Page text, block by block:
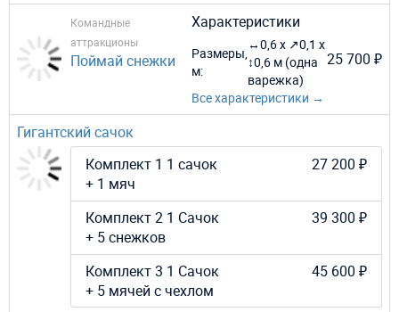
Командные
аттракционы
Поймай снежки
Характеристики
Размеры,
м:
↔0,6 х ↗0,1 х
↕0,6 м (одна
варежка)
Все характеристики →
25 700 ₽
Гигантский сачок
Комплект 1 1 сачок
+ 1 мяч
27 200 ₽
Комплект 2 1 Сачок
+ 5 снежков
39 300 ₽
Комплект 3 1 Сачок
+ 5 мячей с чехлом
45 600 ₽